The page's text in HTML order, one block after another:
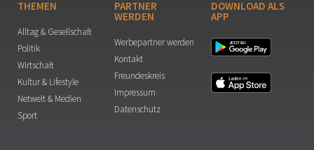
THEMEN
Alltag & Gesellschaft
Politik
Wirtschaft
Kultur & Lifestyle
Netwelt & Medien
Sport
PARTNER
WERDEN
Werbepartner werden
Kontakt
Freundeskreis
Impressum
Datenschutz
DOWNLOAD ALS
APP